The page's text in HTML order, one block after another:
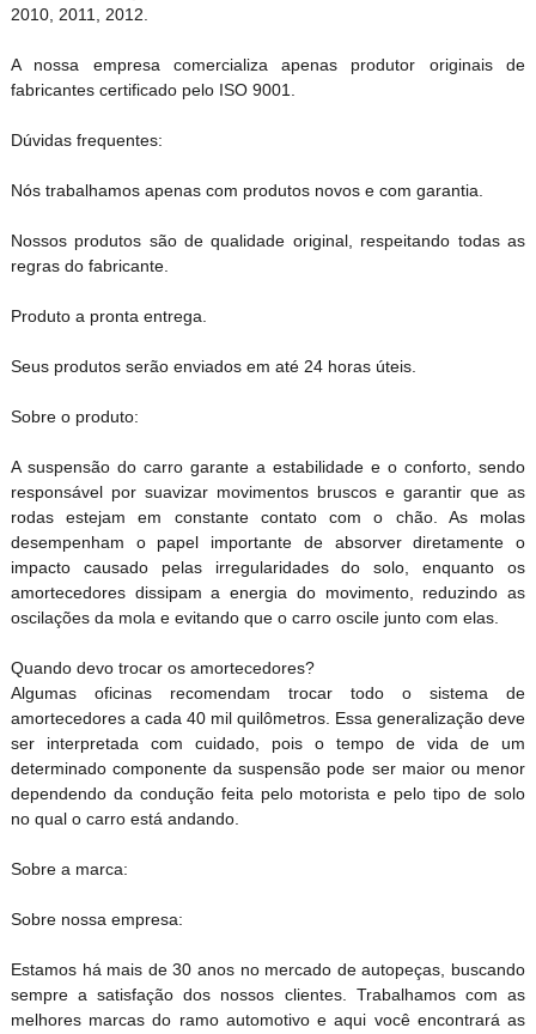
2010, 2011, 2012.
A nossa empresa comercializa apenas produtor originais de
fabricantes certificado pelo ISO 9001.
Dúvidas frequentes:
Nós trabalhamos apenas com produtos novos e com garantia.
Nossos produtos são de qualidade original, respeitando todas as
regras do fabricante.
Produto a pronta entrega.
Seus produtos serão enviados em até 24 horas úteis.
Sobre o produto:
A suspensão do carro garante a estabilidade e o conforto, sendo
responsável por suavizar movimentos bruscos e garantir que as
rodas estejam em constante contato com o chão. As molas
desempenham o papel importante de absorver diretamente o
impacto causado pelas irregularidades do solo, enquanto os
amortecedores dissipam a energia do movimento, reduzindo as
oscilações da mola e evitando que o carro oscile junto com elas.
Quando devo trocar os amortecedores?
Algumas oficinas recomendam trocar todo o sistema de
amortecedores a cada 40 mil quilômetros. Essa generalização deve
ser interpretada com cuidado, pois o tempo de vida de um
determinado componente da suspensão pode ser maior ou menor
dependendo da condução feita pelo motorista e pelo tipo de solo
no qual o carro está andando.
Sobre a marca:
Sobre nossa empresa:
Estamos há mais de 30 anos no mercado de autopeças, buscando
sempre a satisfação dos nossos clientes. Trabalhamos com as
melhores marcas do ramo automotivo e aqui você encontrará as